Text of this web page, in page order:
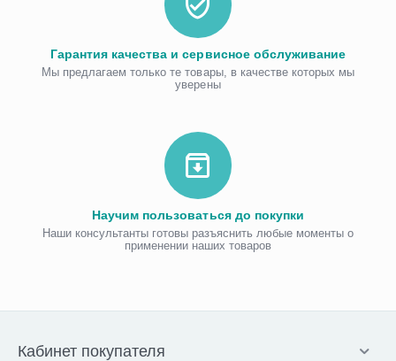
Гарантия качества и сервисное обслуживание
Мы предлагаем только те товары, в качестве которых мы
уверены
Научим пользоваться до покупки
Наши консультанты готовы разъяснить любые моменты о
применении наших товаров
Кабинет покупателя